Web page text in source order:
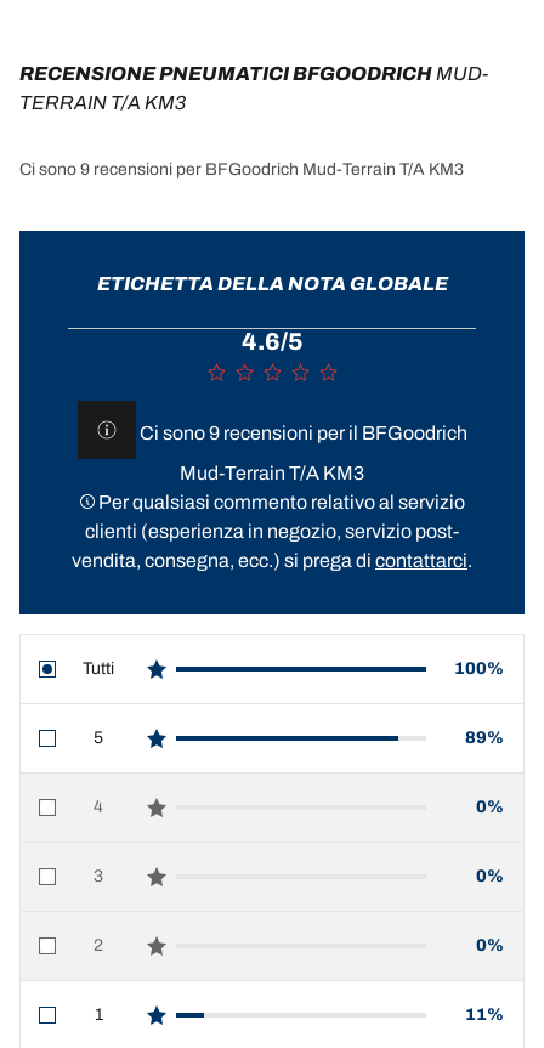
RECENSIONE PNEUMATICI BFGOODRICH MUD-
TERRAIN T/A KM3
Ci sono 9 recensioni per BFGoodrich Mud-Terrain T/A KM3
ETICHETTA DELLA NOTA GLOBALE
4.6/5
Ci sono 9 recensioni per il BFGoodrich
Mud-Terrain T/A KM3
Per qualsiasi commento relativo al servizio
clienti (esperienza in negozio, servizio post-
vendita, consegna, ecc.) si prega di contattarci.
Tutti
star reviews
100%
5
star reviews
89%
4
star reviews
0%
3
star reviews
0%
2
star reviews
0%
1
star reviews
11%